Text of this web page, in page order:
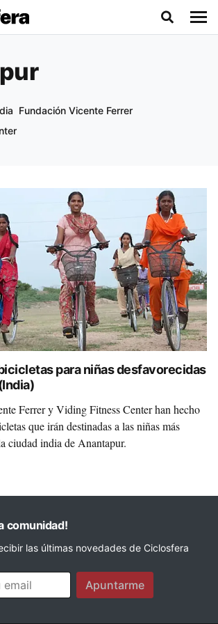
Fundación Vicente Ferrer
para niñas desfavorecidas
Ferrer y Viding Fitness Center han hecho
que irán destinadas a las niñas más
ciudad india de Anantapur.
comunidad!
las últimas novedades de Ciclosfera
Apuntarme